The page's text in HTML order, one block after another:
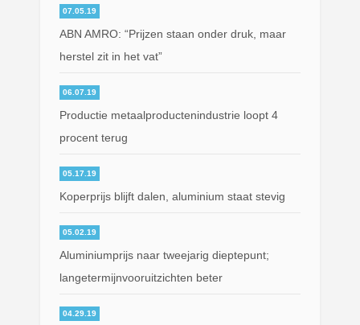
07.05.19
ABN AMRO: “Prijzen staan onder druk, maar
herstel zit in het vat”
06.07.19
Productie metaalproductenindustrie loopt 4
procent terug
05.17.19
Koperprijs blijft dalen, aluminium staat stevig
05.02.19
Aluminiumprijs naar tweejarig dieptepunt;
langetermijnvooruitzichten beter
04.29.19